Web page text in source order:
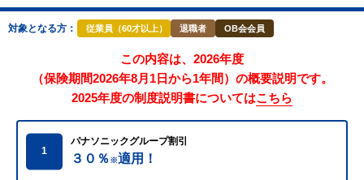
対象となる方： 従業員（60才以上） 退職者 OB会会員
この内容は、2026年度
（保険期間2026年8月1日から1年間）の概要説明です。
2025年度の制度説明書についてはこちら
1
パナソニックグループ割引
３０％ ※適用！